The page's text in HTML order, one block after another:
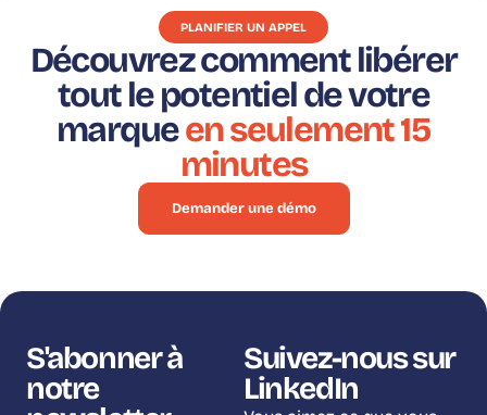
PLANIFIER UN APPEL
Découvrez comment libérer
tout le potentiel de votre
marqueen seulement 15
minutes
Demander une démo
S'abonner à
notre
Suivez-nous sur
LinkedIn